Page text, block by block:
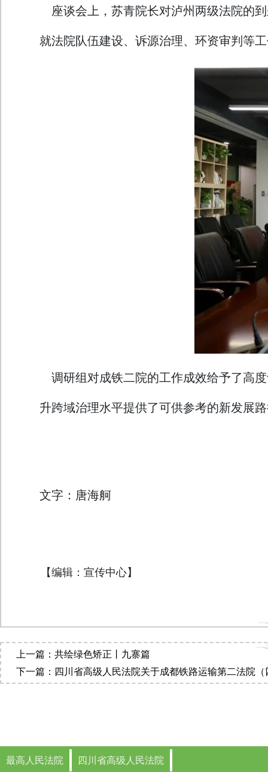
座谈会上，苏青院长对泸州两级法院的
就法院队伍建设、诉源治理、环资审判等
调研组对成铁二院的工作成效给予了高
升跨域治理水平提供了可供参考的新发展
文字：唐海舸
【编辑：宣传中心】
上一篇：共绘绿色矫正丨九寨篇
下一篇：四川省高级人民法院关于成都铁路运输第二法院
最高人民法院 四川省高级人民法院